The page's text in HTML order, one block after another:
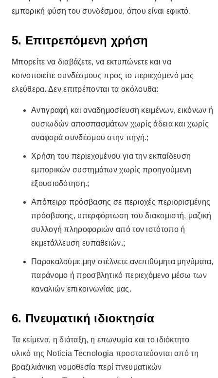
εμπορική φύση του συνδέσμου, όπου είναι εφικτό.
5. Επιτρεπόμενη χρήση
Μπορείτε να διαβάζετε, να εκτυπώνετε και να
κοινοποιείτε συνδέσμους προς το περιεχόμενό μας
ελεύθερα. Δεν επιτρέπονται τα ακόλουθα:
Αντιγραφή και αναδημοσίευση κειμένων, εικόνων ή
ουσιωδών αποσπασμάτων χωρίς άδεια και χωρίς
αναφορά συνδέσμου στην πηγή.;
Χρήση του περιεχομένου για την εκπαίδευση
εμπορικών συστημάτων χωρίς προηγούμενη
εξουσιοδότηση.;
Απόπειρα πρόσβασης σε περιοχές περιορισμένης
πρόσβασης, υπερφόρτωση του διακομιστή, μαζική
συλλογή πληροφοριών από τον ιστότοπο ή
εκμετάλλευση ευπαθειών.;
Παρακαλούμε μην στέλνετε ανεπιθύμητα μηνύματα,
παράνομο ή προσβλητικό περιεχόμενο μέσω των
καναλιών επικοινωνίας μας.
6. Πνευματική ιδιοκτησία
Τα κείμενα, η διάταξη, η επωνυμία και το ιδιόκτητο
υλικό της Noticia Tecnologia προστατεύονται από τη
βραζιλιάνικη νομοθεσία περί πνευματικών